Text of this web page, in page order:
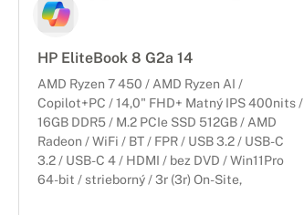
HP EliteBook 8 G2a 14
AMD Ryzen 7 450 / AMD Ryzen AI /
Copilot+PC / 14,0" FHD+ Matný IPS 400nits /
16GB DDR5 / M.2 PCIe SSD 512GB / AMD
Radeon / WiFi / BT / FPR / USB 3.2 / USB-C
3.2 / USB-C 4 / HDMI / bez DVD / Win11Pro
64-bit / strieborný / 3r (3r) On-Site,